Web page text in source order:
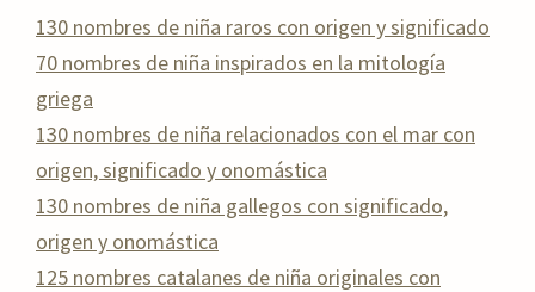
130 nombres de niña raros con origen y significado
70 nombres de niña inspirados en la mitología
griega
130 nombres de niña relacionados con el mar con
origen, significado y onomástica
130 nombres de niña gallegos con significado,
origen y onomástica
125 nombres catalanes de niña originales con